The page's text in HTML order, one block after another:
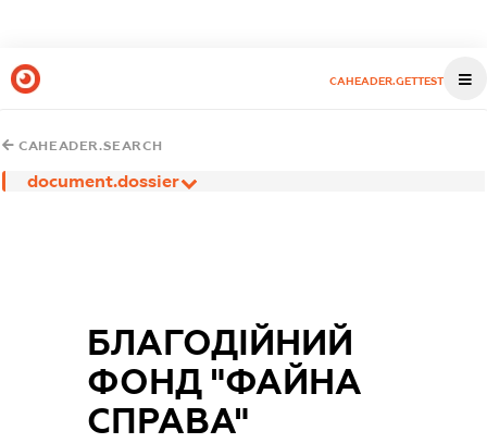
CAHEADER.GETTEST
CAHEADER.SEARCH
document.dossier
БЛАГОДІЙНИЙ
ФОНД "ФАЙНА
СПРАВА"